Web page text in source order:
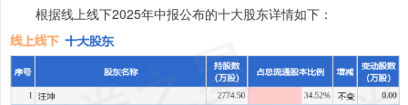
根据线上线下2025年中报公布的十大股东详情如下：